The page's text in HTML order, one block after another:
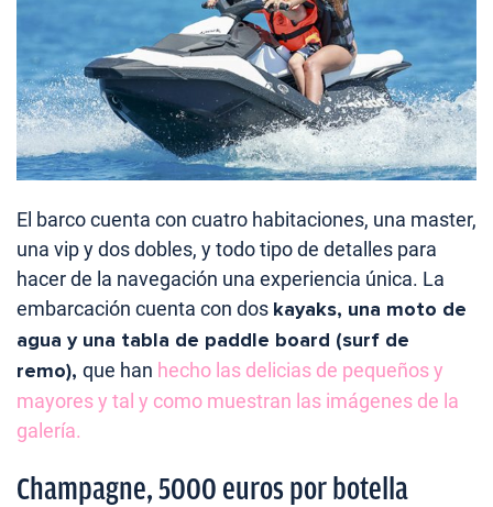
El barco cuenta con cuatro habitaciones, una master,
una vip y dos dobles, y todo tipo de detalles para
hacer de la navegación una experiencia única. La
embarcación cuenta con dos kayaks, una moto de
agua y una tabla de paddle board (surf de
remo), que han hecho las delicias de pequeños y
mayores y tal y como muestran las imágenes de la
galería.
Champagne, 5000 euros por botella